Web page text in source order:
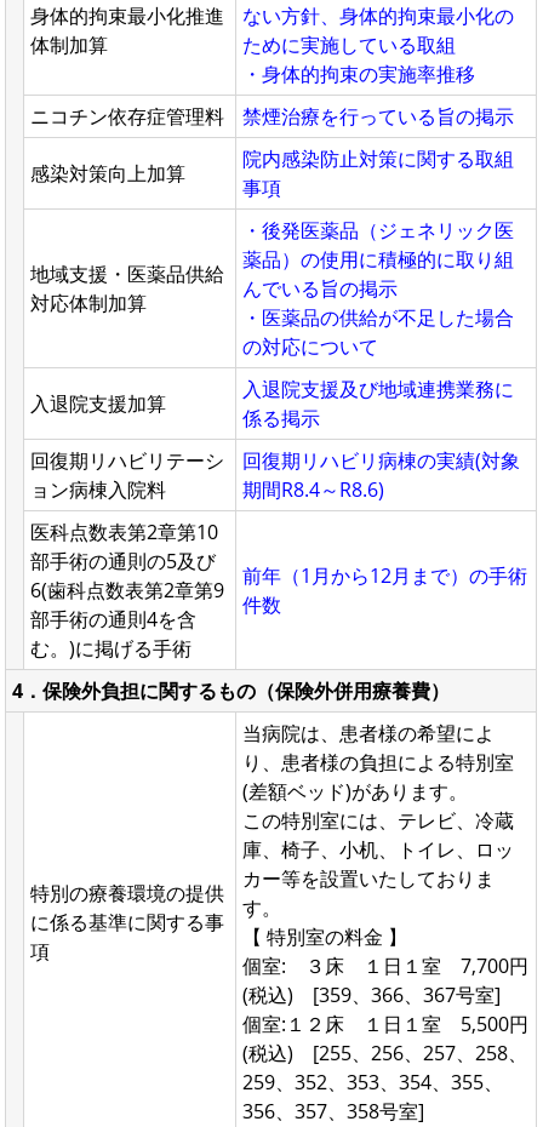
身体的拘束最小化推進
体制加算
ない方針、身体的拘束最小化の
ために実施している取組
・身体的拘束の実施率推移
ニコチン依存症管理料
禁煙治療を行っている旨の掲示
感染対策向上加算
院内感染防止対策に関する取組
事項
地域支援・医薬品供給
対応体制加算
・後発医薬品（ジェネリック医
薬品）の使用に積極的に取り組
んでいる旨の掲示
・医薬品の供給が不足した場合
の対応について
入退院支援加算
入退院支援及び地域連携業務に
係る掲示
回復期リハビリテーシ
ョン病棟入院料
回復期リハビリ病棟の実績(対象
期間R8.4～R8.6)
医科点数表第2章第10
部手術の通則の5及び
6(歯科点数表第2章第9
部手術の通則4を含
む。)に掲げる手術
前年（1月から12月まで）の手術
件数
4．保険外負担に関するもの（保険外併用療養費）
特別の療養環境の提供
に係る基準に関する事
項
当病院は、患者様の希望によ
り、患者様の負担による特別室
(差額ベッド)があります。
この特別室には、テレビ、冷蔵
庫、椅子、小机、トイレ、ロッ
カー等を設置いたしておりま
す。
【 特別室の料金 】
個室: ３床 １日１室 7,700円
(税込) [359、366、367号室]
個室:１２床 １日１室 5,500円
(税込) [255、256、257、258、
259、352、353、354、355、
356、357、358号室]